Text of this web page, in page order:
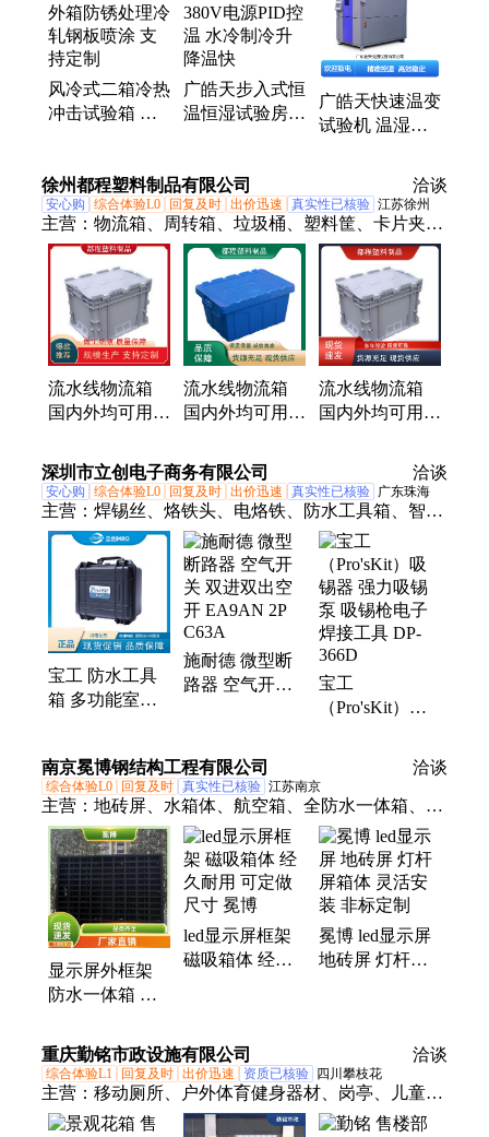
低温箱、高温烤箱、冷热冲击箱、冷热循环箱、恒温
恒湿机、真空干燥箱、循环实验箱、恒温恒湿室、环
境监测箱、恒温恒湿电池
风冷式二箱冷热
冲击试验箱 外
定制
广皓天步入式恒
温恒湿试验房
降温快
广皓天快速温变
试验机 温湿度
徐州都程塑料制品有限公司 洽谈
安心购 综合体验L0 回复及时 出价迅速 真实性已核验 江苏徐州
主营： 物流箱、周转箱、垃圾桶、塑料筐、卡片夹、
塑料箱、防潮垫、卡板箱、塑料盘、零件盒、塑料箩
筐、叉车托盘、塑料圆桶、塑料托盘、防渗托盘、物
流托盘、网格托盘、塑料方桶、川字托盘、隔离浮
排、平面托盘、货架托盘、食品塑料盒、防渗漏托
盘、塑料周转筐
流水线物流箱
国内外均可用
厂家直发
流水线物流箱
国内外均可用
全国接单
流水线物流箱
国内外均可用
深圳市立创电子商务有限公司 洽谈
安心购 综合体验L0 回复及时 出价迅速 真实性已核验 广东珠海
主营： 焊锡丝、烙铁头、电烙铁、防水工具箱、智能
焊台、导热硅脂、焊接锡线、无铅烙铁咀、无铅拆焊
台、有铅焊锡膏、可调温数显、高频恒温焊台、双环
气密吸锡器、防静电镀层镊子
宝工 防水工具
箱 多功能室内
TC-287
施耐德 微型断
路器 空气开关
C63A
宝工
（Pro'sKit）吸
泵 吸锡枪电子
焊接工具 DP-
366D
南京冕博钢结构工程有限公司 洽谈
综合体验L0 回复及时 真实性已核验 江苏南京
主营： 地砖屏、水箱体、航空箱、全防水一体箱、广
告牌、人行灯、配电柜、一体箱、显示屏、支架外、
易结构、钢结构、机箱体、灯杆屏、电子屏、透明
屏、条屏箱体、简易箱体、框架机构、移动箱体、广
场大屏、磁吸壁挂、钣金机箱、立柱钢架、租赁箱
体、大屏框架
显示屏外框架
防水一体箱 安
尺寸 冕博
led显示屏框架
磁吸箱体 经久
冕博 led显示屏
地砖屏 灯杆屏
重庆勤铭市政设施有限公司 洽谈
综合体验L1 回复及时 出价迅速 资质已核验 四川攀枝花
主营： 移动厕所、户外体育健身器材、岗亭、儿童滑
梯游乐设施、EPDM塑胶球场、移动拒马护栏、石